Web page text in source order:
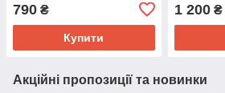
790 ₴
Купити
1 200₴
Акційні пропозиції та новинки